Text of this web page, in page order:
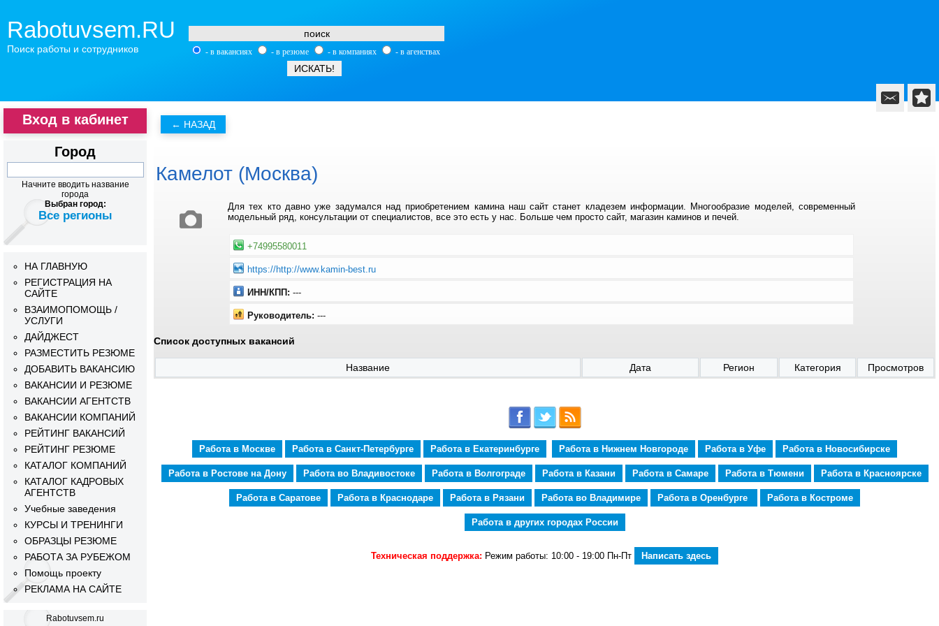
Rabotuvsem.RU
Поиск работы и сотрудников - в вакансиях - в резюме - в компаниях - в агенствах
Камелот (Москва)
Для тех кто давно уже задумался над приобретением камина наш сайт станет кладезем информации. Многообразие моделей, современный
модельный ряд, консультации от специалистов, все это есть у нас. Больше чем просто сайт, магазин каминов и печей.
+74995580011
https://http://www.kamin-best.ru
ИНН/КПП: ---
Руководитель: ---
Список доступных вакансий
Название Дата Регион Категория Просмотров
Работа в Москве Работа в Санкт-Петербурге Работа в Екатеринбурге Работа в Нижнем Новгороде Работа в Уфе Работа в Новосибирске
Работа в Ростове на Дону Работа во Владивостоке Работа в Волгограде Работа в Казани Работа в Самаре Работа в Тюмени Работа в Красноярске
Работа в Саратове Работа в Краснодаре Работа в Рязани Работа во Владимире Работа в Оренбурге Работа в Костроме
Работа в других городах России
Техническая поддержка: Режим работы: 10:00 - 19:00 Пн-Пт Написать здесь
Вход в кабинет
Город
Начните вводить название
города
Выбран город:
Все регионы
НА ГЛАВНУЮ
РЕГИСТРАЦИЯ НА
САЙТЕ
ВЗАИМОПОМОЩЬ /
УСЛУГИ
ДАЙДЖЕСТ
РАЗМЕСТИТЬ РЕЗЮМЕ
ДОБАВИТЬ ВАКАНСИЮ
ВАКАНСИИ И РЕЗЮМЕ
ВАКАНСИИ АГЕНТСТВ
ВАКАНСИИ КОМПАНИЙ
РЕЙТИНГ ВАКАНСИЙ
РЕЙТИНГ РЕЗЮМЕ
КАТАЛОГ КОМПАНИЙ
КАТАЛОГ КАДРОВЫХ
АГЕНТСТВ
Учебные заведения
КУРСЫ И ТРЕНИНГИ
ОБРАЗЦЫ РЕЗЮМЕ
РАБОТА ЗА РУБЕЖОМ
Помощь проекту
РЕКЛАМА НА САЙТЕ
Rabotuvsem.ru